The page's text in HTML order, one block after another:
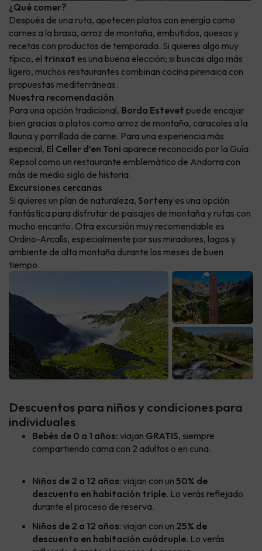
¿Qué comer?
Después de una ruta, apetecen platos con energía como
carnes a la brasa, arroz de montaña, embutidos, quesos y
recetas con productos de temporada. Si quieres algo muy
típico, el trinxat es una buena elección; si buscas algo más
ligero, muchos restaurantes combinan cocina pirenaica con
propuestas mediterráneas.
Nuestra recomendación
Para una opción tradicional, Borda Estevet puede encajar
bien gracias a platos como arroz de montaña, caracoles a la
llauna y parrillada de carne. Para una experiencia más
especial, El Celler d’en Toni aparece reconocido por la Guía
Repsol como un restaurante emblemático de Andorra con
más de medio siglo de historia.
Excursiones cercanas
Si quieres un plan de naturaleza, Sorteny es una opción
fantástica para disfrutar de paisajes de montaña y rutas con
mucho encanto. Otra excursión muy recomendable es
Ordino-Arcalís, especialmente por sus miradores, lagos y
ambiente de alta montaña durante los meses de buen
tiempo.
Descuentos para niños y condiciones para
individuales
Bebés de 0 a 1 años: viajan GRATIS, siempre
compartiendo cama con 2 adultos o en cuna.
Niños de 2 a 12 años: viajan con un 50% de
descuento en habitación triple. Lo verás reflejado
durante el proceso de reserva.
Niños de 2 a 12 años: viajan con un 25% de
descuento en habitación cuádruple. Lo verás